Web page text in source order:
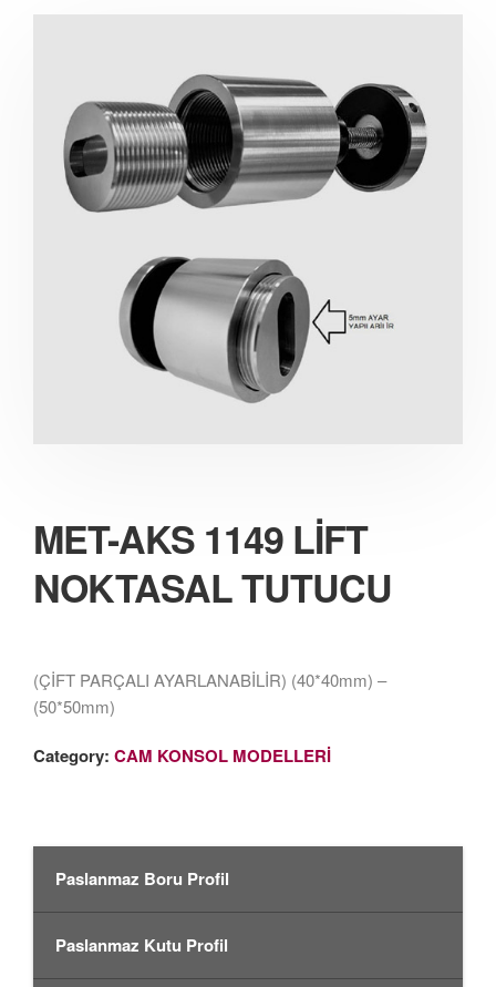
MET-AKS 1149 LİFT
NOKTASAL TUTUCU
(ÇİFT PARÇALI AYARLANABİLİR) (40*40mm) –
(50*50mm)
Category: CAM KONSOL MODELLERİ
Paslanmaz Boru Profil
Paslanmaz Kutu Profil